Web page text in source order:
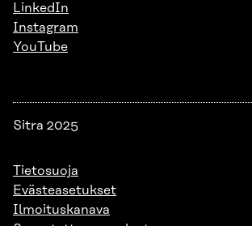
LinkedIn
Instagram
YouTube
Sitra 2025
Tietosuoja
Evästeasetukset
Ilmoituskanava